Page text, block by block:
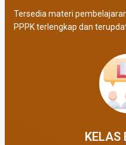
Tersedia materi
PPPK terlengkap dan
KELAS